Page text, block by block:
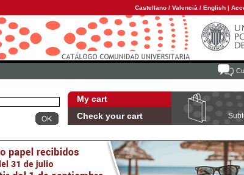
Castellano / Valencià / English |
My cart
Check your cart